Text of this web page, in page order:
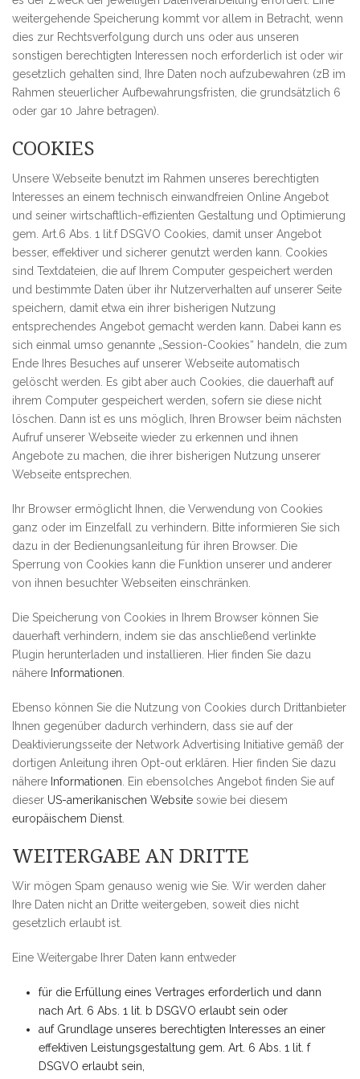
weitergehende Speicherung kommt vor allem in Betracht, wenn
dies zur Rechtsverfolgung durch uns oder aus unseren
sonstigen berechtigten Interessen noch erforderlich ist oder wir
gesetzlich gehalten sind, Ihre Daten noch aufzubewahren (zB im
Rahmen steuerlicher Aufbewahrungsfristen, die grundsätzlich 6
oder gar 10 Jahre betragen).
COOKIES
Unsere Webseite benutzt im Rahmen unseres berechtigten
Interesses an einem technisch einwandfreien Online Angebot
und seiner wirtschaftlich-effizienten Gestaltung und Optimierung
gem. Art.6 Abs. 1 lit.f DSGVO Cookies, damit unser Angebot
besser, effektiver und sicherer genutzt werden kann. Cookies
sind Textdateien, die auf Ihrem Computer gespeichert werden
und bestimmte Daten über ihr Nutzerverhalten auf unserer Seite
speichern, damit etwa ein ihrer bisherigen Nutzung
entsprechendes Angebot gemacht werden kann. Dabei kann es
sich einmal umso genannte „Session-Cookies“ handeln, die zum
Ende Ihres Besuches auf unserer Webseite automatisch
gelöscht werden. Es gibt aber auch Cookies, die dauerhaft auf
ihrem Computer gespeichert werden, sofern sie diese nicht
löschen. Dann ist es uns möglich, Ihren Browser beim nächsten
Aufruf unserer Webseite wieder zu erkennen und ihnen
Angebote zu machen, die ihrer bisherigen Nutzung unserer
Webseite entsprechen.
Ihr Browser ermöglicht Ihnen, die Verwendung von Cookies
ganz oder im Einzelfall zu verhindern. Bitte informieren Sie sich
dazu in der Bedienungsanleitung für ihren Browser. Die
Sperrung von Cookies kann die Funktion unserer und anderer
von ihnen besuchter Webseiten einschränken.
Die Speicherung von Cookies in Ihrem Browser können Sie
dauerhaft verhindern, indem sie das anschließend verlinkte
Plugin herunterladen und installieren. Hier finden Sie dazu
nähere Informationen
Ebenso können Sie die Nutzung von Cookies durch Drittanbieter
Ihnen gegenüber dadurch verhindern, dass sie auf der
Deaktivierungsseite der Network Advertising Initiative gemäß der
dortigen Anleitung ihren Opt-out erklären. Hier finden Sie dazu
nähere Informationen . Ein ebensolches Angebot finden Sie auf
dieser US-amerikanischen Website sowie bei diesem
europäischem Dienst
WEITERGABE AN DRITTE
Wir mögen Spam genauso wenig wie Sie. Wir werden daher
Ihre Daten nicht an Dritte weitergeben, soweit dies nicht
gesetzlich erlaubt ist.
Eine Weitergabe Ihrer Daten kann entweder
für die Erfüllung eines Vertrages erforderlich und dann
nach Art. 6 Abs. 1 lit. b DSGVO erlaubt sein oder
auf Grundlage unseres berechtigten Interesses an einer
effektiven Leistungsgestaltung gem. Art. 6 Abs. 1 lit. f
DSGVO erlaubt sein,